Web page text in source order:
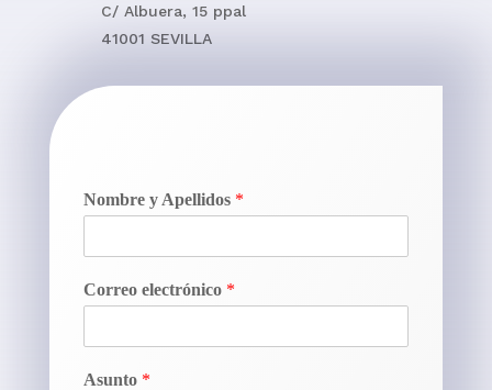
C/ Albuera, 15 ppal
41001 SEVILLA
Nombre y Apellidos *
Correo electrónico *
Asunto *